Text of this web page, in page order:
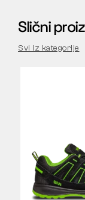
Slični
Svi iz kategorije